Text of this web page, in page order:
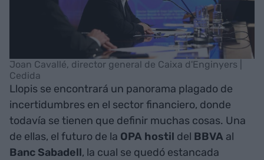
Joan Cavallé, director general de Caixa d'Enginyers |
Cedida
Llopis se encontrará un panorama plagado de
incertidumbres en el sector financiero, donde
todavía se tienen que definir muchas cosas. Una
de ellas, el futuro de la OPA hostil del BBVA al
Banc Sabadell, la cual se quedó estancada